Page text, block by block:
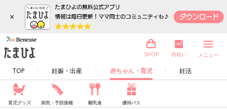
×
TOP 妊娠・出産 赤ちゃん・育児 妊活
SHOP 内祝い メニュー
育児グッズ 病気・予防接種 離乳食 優待パス